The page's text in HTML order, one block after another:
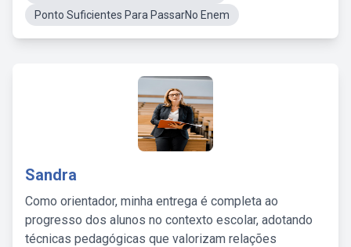
Ponto Suficientes Para PassarNo Enem
Sandra
Como orientador, minha entrega é completa ao
progresso dos alunos no contexto escolar, adotando
técnicas pedagógicas que valorizam relações